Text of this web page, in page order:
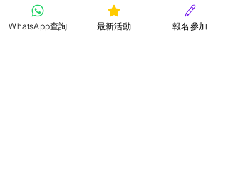
色情、暴力、政治、不良意識或商業宣
傳等成份，否則會取消其參賽資格而無
WhatsApp查詢 最新活動 報名參加